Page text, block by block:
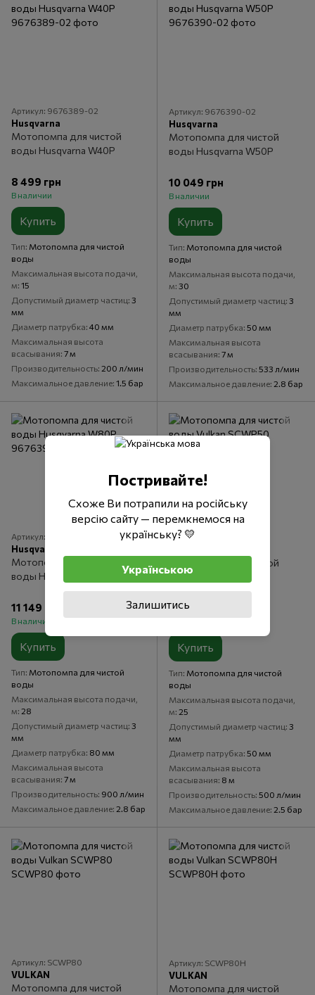
Артикул: 9676389-02
Husqvarna
Мотопомпа для чистой
воды Husqvarna W40P
8 499 грн
В наличии
Купить
Тип Мотопомпа для чистой
воды
Максимальная высота подачи,
м 15
Допустимый диаметр частиц 3
мм
Диаметр патрубка 40 мм
Максимальная высота
всасывания 7 м
Производительность 200 л/мин
Максимальное давление 1.5 бар
Артикул: 9676390-02
Husqvarna
Мотопомпа для чистой
воды Husqvarna W50P
10 049 грн
В наличии
Купить
Тип Мотопомпа для чистой
воды
Максимальная высота подачи,
м 30
Допустимый диаметр частиц 3
мм
Диаметр патрубка 50 мм
Максимальная высота
всасывания 7 м
Производительность 533 л/мин
Максимальное давление 2.8 бар
Артикул: 9676391-02
Husqvarna
Мотопомпа для чистой
воды Husqvarna W80P
11 149 грн
В наличии
Купить
Тип Мотопомпа для чистой
воды
Максимальная высота подачи,
м 28
Допустимый диаметр частиц 3
мм
Диаметр патрубка 80 мм
Максимальная высота
всасывания 7 м
Производительность 900 л/мин
Максимальное давление 2.8 бар
Артикул: SCWP50
Мотопомпа для чистой
воды Vulkan SCWP50
10 341 грн
Купить
Тип Мотопомпа для чистой
воды
Максимальная высота подачи,
м 25
Допустимый диаметр частиц 3
мм
Диаметр патрубка 50 мм
Максимальная высота
всасывания 8 м
Производительность 500 л/мин
Максимальное давление 2.5 бар
Артикул: SCWP80
VULKAN
Мотопомпа для чистой
Артикул: SCWP80H
VULKAN
Мотопомпа для чистой
Постривайте!
Схоже Ви потрапили на російську
версію сайту — перемкнемося на
українську? 💛
Українською
Залишитись